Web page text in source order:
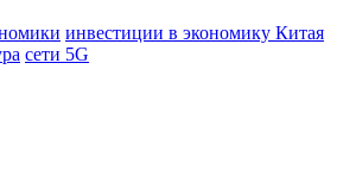
инвестиции в экономику Китая
сети 5G